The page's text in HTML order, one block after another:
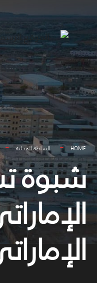
content
HOME السلطة المحلية
شبوة